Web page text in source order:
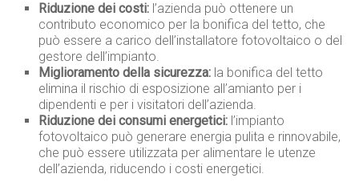
Riduzione dei costi: l’azienda può ottenere un
contributo economico per la bonifica del tetto, che
può essere a carico dell’installatore fotovoltaico o del
gestore dell’impianto.
Miglioramento della sicurezza: la bonifica del tetto
elimina il rischio di esposizione all’amianto per i
dipendenti e per i visitatori dell’azienda.
Riduzione dei consumi energetici: l’impianto
fotovoltaico può generare energia pulita e rinnovabile,
che può essere utilizzata per alimentare le utenze
dell’azienda, riducendo i costi energetici.